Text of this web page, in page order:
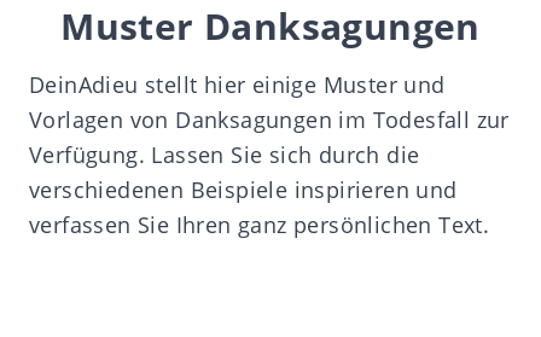
Muster Danksagungen
DeinAdieu stellt hier einige Muster und
Vorlagen von Danksagungen im Todesfall zur
Verfügung. Lassen Sie sich durch die
verschiedenen Beispiele inspirieren und
verfassen Sie Ihren ganz persönlichen Text.